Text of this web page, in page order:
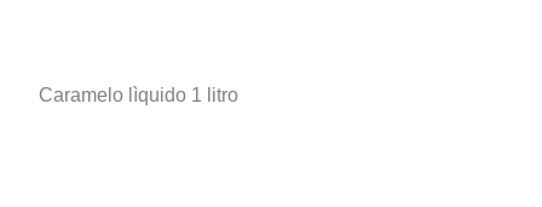
Caramelo lìquido 1 litro